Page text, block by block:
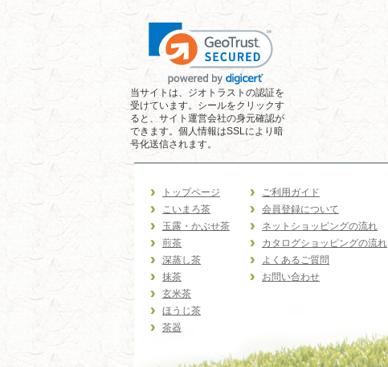
当サイトは、ジオトラストの認証を
受けています。シールをクリックす
ると、サイト運営会社の身元確認が
できます。個人情報はSSLにより暗
号化送信されます。
トップページ
こいまろ茶
玉露・かぶせ茶
煎茶
深蒸し茶
抹茶
玄米茶
ほうじ茶
茶器
ご利用ガイド
会員登録について
ネットショッピングの流れ
カタログショッピングの流れ
よくあるご質問
お問い合わせ